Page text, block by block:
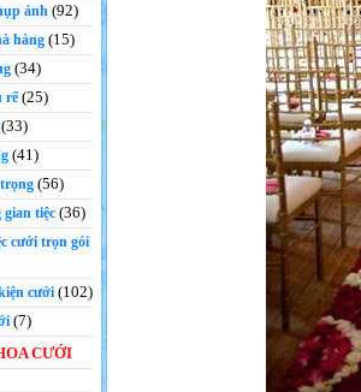
ảnh (92)
hàng (15)
(34)
rể(25)
(33)
(41)
(56)
tiệc (36)
cưới trọn gói
cưới (102)
(7)
CƯỚI